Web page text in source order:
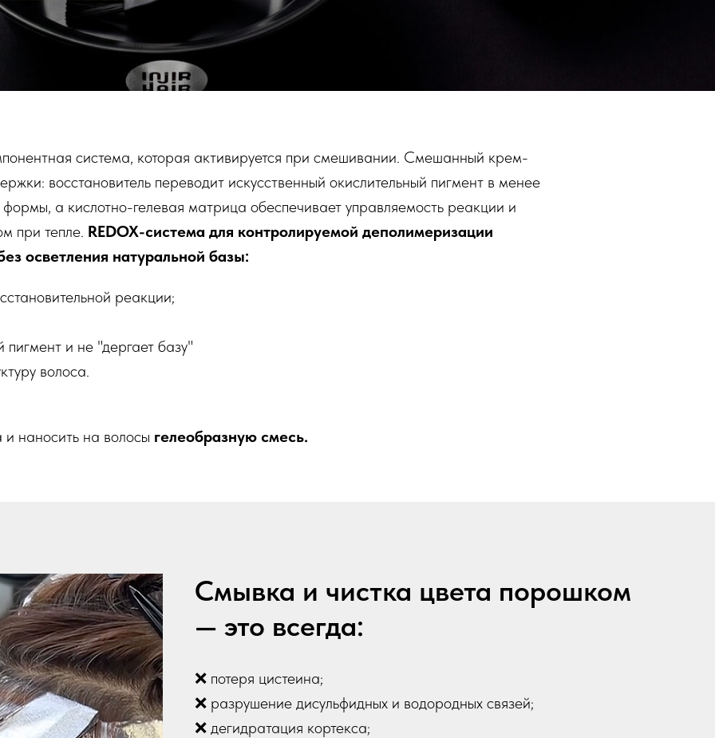
система, которая активируется при смешивании. Смешанный крем-
восстановитель переводит искусственный окислительный пигмент в менее
а кислотно-гелевая матрица обеспечивает управляемость реакции и
при тепле. REDOX-система для контролируемой деполимеризации
осветления натуральной базы:
реакции;
и не "дергает базу"
волоса.
наносить на волосы гелеобразную смесь.
Смывка и чистка цвета порошком
— это всегда:
❌ потеря цистеина;
❌ разрушение дисульфидных и водородных связей;
❌ дегидратация кортекса;